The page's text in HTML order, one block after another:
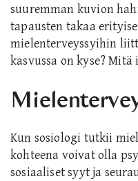
suuremman kuvion
tapausten takaa
mielenterveyssyihin
kasvussa on kyse?
Kun sosiologi tutkii
kohteena voivat olla
sosiaaliset syyt ja